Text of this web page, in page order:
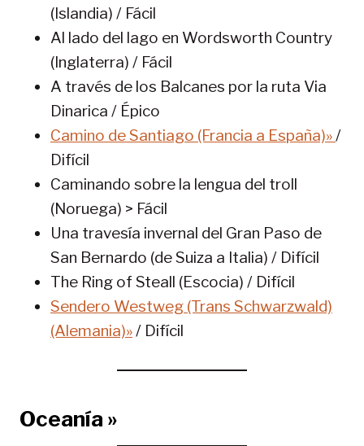
(Islandia) / Fácil
Al lado del lago en Wordsworth Country
(Inglaterra) / Fácil
A través de los Balcanes por la ruta Via
Dinarica / Épico
Camino de Santiago (Francia a España)»/
Difícil
Caminando sobre la lengua del troll
(Noruega) > Fácil
Una travesía invernal del Gran Paso de
San Bernardo (de Suiza a Italia) / Difícil
The Ring of Steall (Escocia) / Difícil
Sendero Westweg (Trans Schwarzwald)
(Alemania)»/ Difícil
Oceanía »